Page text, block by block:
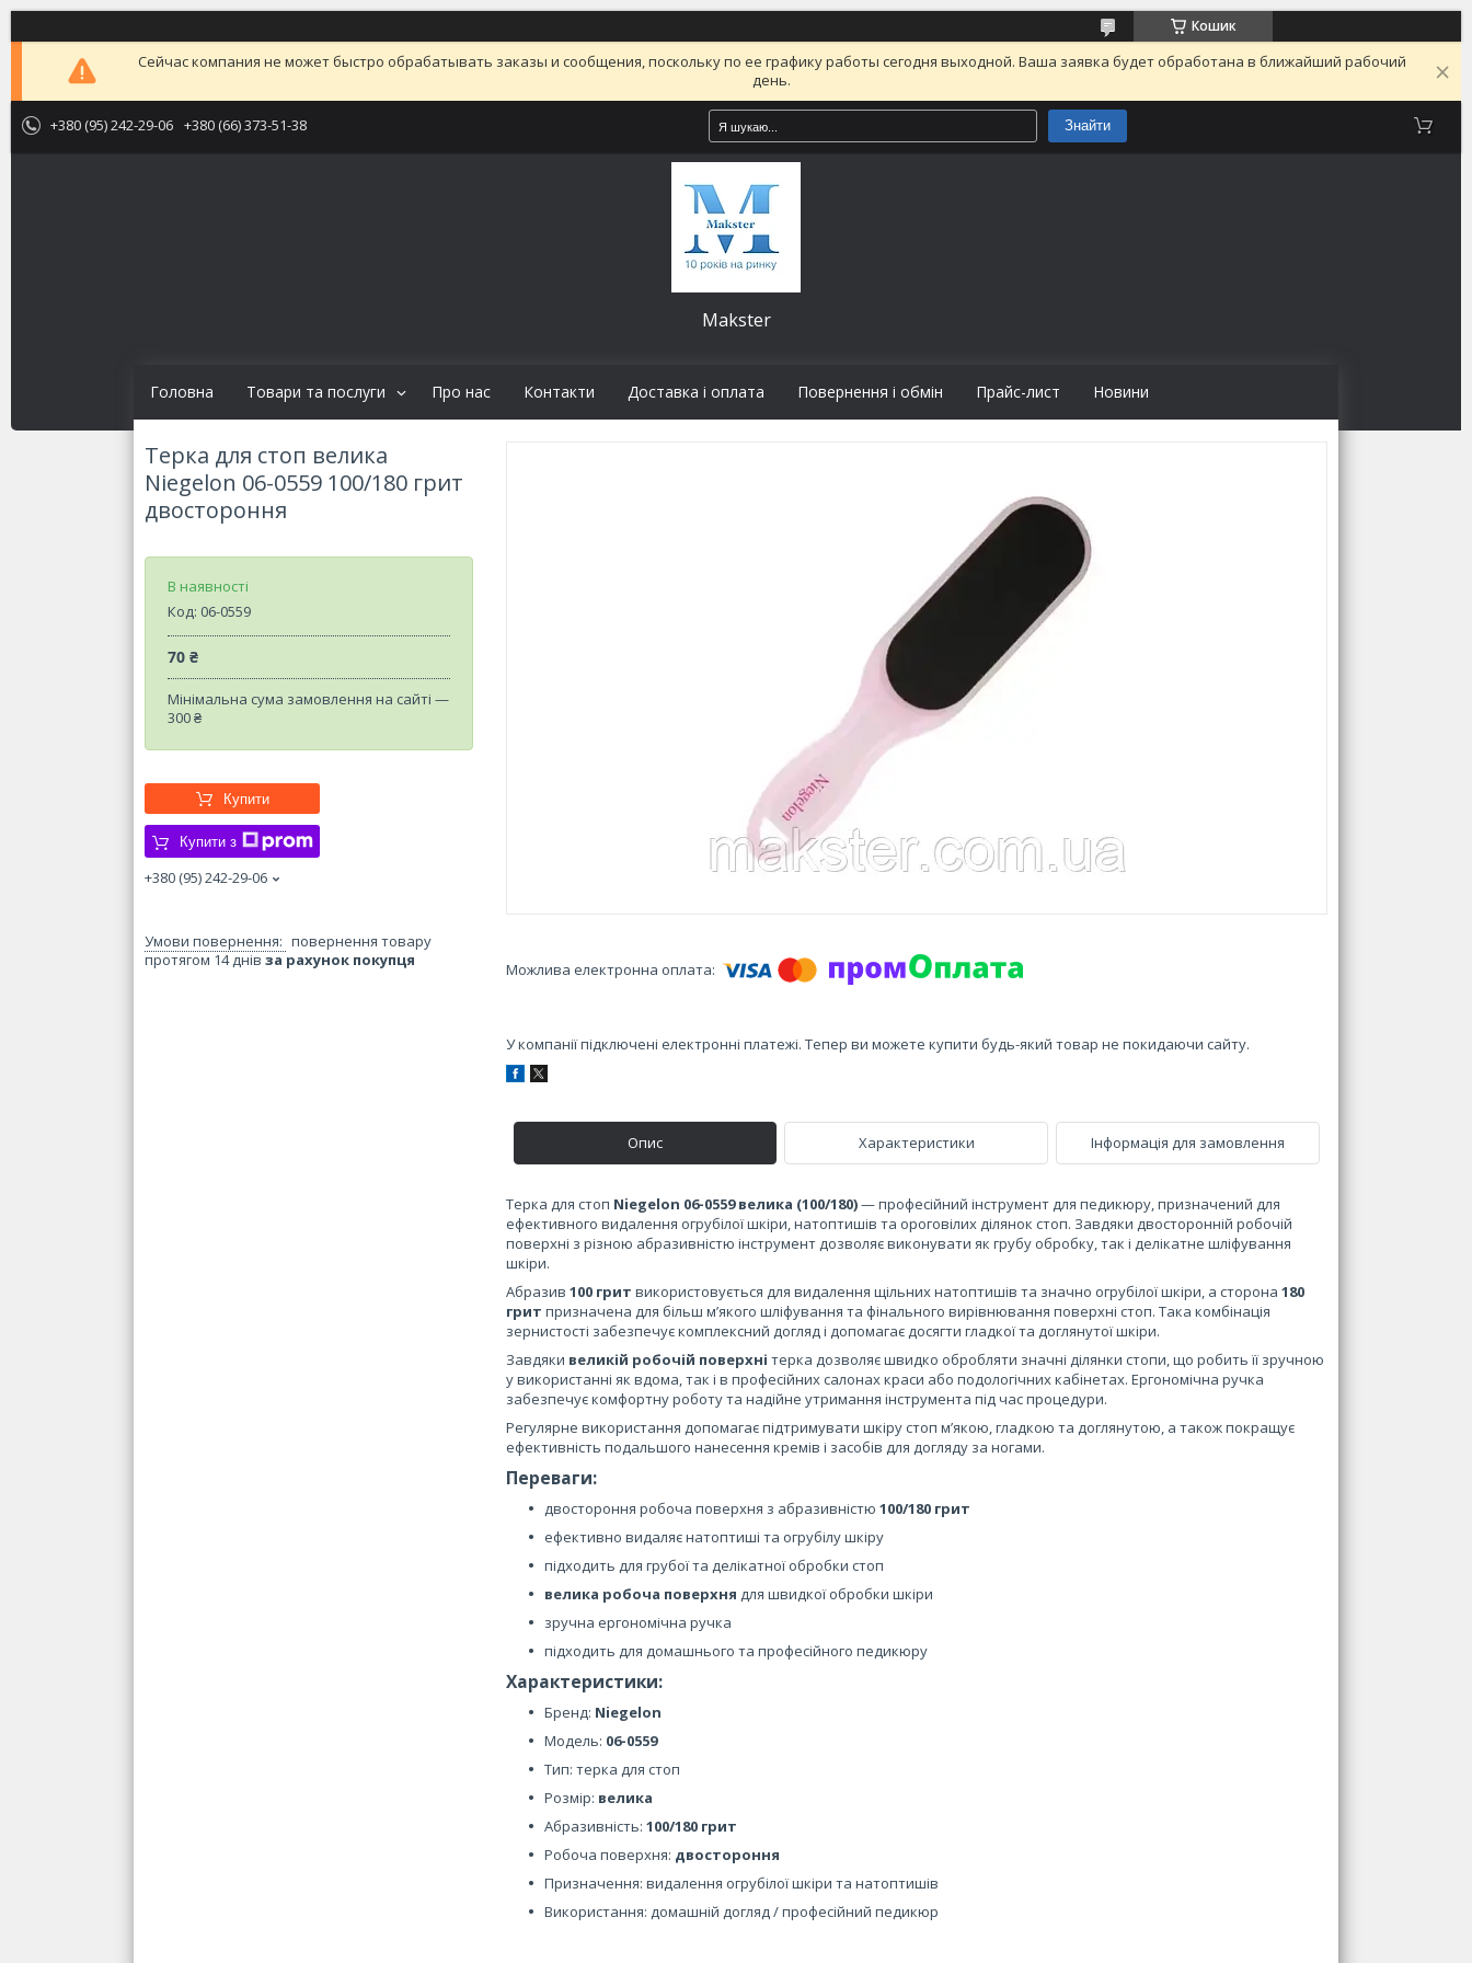
Кошик
Сейчас компания не может быстро обрабатывать заказы и сообщения, поскольку по ее графику работы сегодня выходной. Ваша заявка будет обработана в ближайший рабочий
день.
+380 (95) 242-29-06 +380 (66) 373-51-38 Знайти
Makster
Головна Товари та послуги Про нас Контакти Доставка і оплата Повернення і обмін Прайс-лист Новини
Терка для стоп велика
Niegelon 06-0559 100/180 грит
двостороння
В наявності
Код: 06-0559
70 ₴
Мінімальна сума замовлення на сайті —
300 ₴
Купити
Купити з
+380 (95) 242-29-06
повернення товару
протягом 14 днів за рахунок покупця
У компанії підключені електронні платежі. Тепер ви можете купити будь-який товар не покидаючи сайту.
Опис Характеристики Інформація для замовлення
Терка для стоп Niegelon 06-0559 велика (100/180)— професійний інструмент для педикюру, призначений для
ефективного видалення огрубілої шкіри, натоптишів та ороговілих ділянок стоп. Завдяки двосторонній робочій
поверхні з різною абразивністю інструмент дозволяє виконувати як грубу обробку, так і делікатне шліфування
шкіри.
Абразив 100 грит використовується для видалення щільних натоптишів та значно огрубілої шкіри, а сторона 180
грит призначена для більш м’якого шліфування та фінального вирівнювання поверхні стоп. Така комбінація
зернистості забезпечує комплексний догляд і допомагає досягти гладкої та доглянутої шкіри.
Завдяки великій робочій поверхні терка дозволяє швидко обробляти значні ділянки стопи, що робить її зручною
у використанні як вдома, так і в професійних салонах краси або подологічних кабінетах. Ергономічна ручка
забезпечує комфортну роботу та надійне утримання інструмента під час процедури.
Регулярне використання допомагає підтримувати шкіру стоп м’якою, гладкою та доглянутою, а також покращує
ефективність подальшого нанесення кремів і засобів для догляду за ногами.
Переваги:
двостороння робоча поверхня з абразивністю 100/180 грит
ефективно видаляє натоптиші та огрубілу шкіру
підходить для грубої та делікатної обробки стоп
велика робоча поверхня для швидкої обробки шкіри
зручна ергономічна ручка
підходить для домашнього та професійного педикюру
Характеристики:
Бренд: Niegelon
Модель: 06-0559
Тип: терка для стоп
Розмір: велика
Абразивність: 100/180 грит
Робоча поверхня: двостороння
Призначення: видалення огрубілої шкіри та натоптишів
Використання: домашній догляд / професійний педикюр